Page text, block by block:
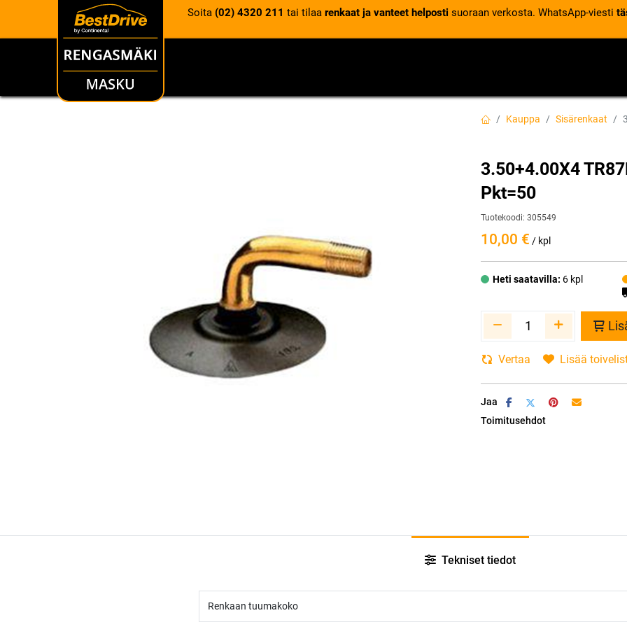
Soita (02) 4320 211 tai tilaa renkaat ja vanteet helposti suoraan verkosta. WhatsApp-viesti
RENKAAT
Kauppa Sisärenkaat
3.50+4.00X4
Pkt=50
Tuotekoodi: 305549
10,00 € / kpl
Heti saatavilla: 6 kpl
Vertaa Lisää
Jaa
Toimitusehdot
Tekniset tiedot
Renkaan tuumakoko